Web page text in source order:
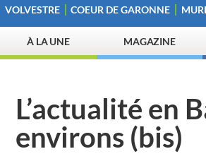
VOLVESTRE COEUR DE GARONNE
À LA UNE MAGAZINE
L’actualité en
environs (bis)